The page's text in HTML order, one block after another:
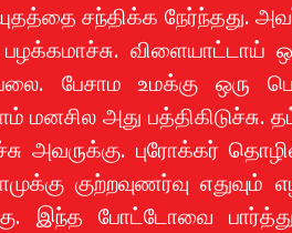
சந்திக்க நேர்ந்தது.
விளையாட்டாய்
பேசாம உமக்கு ஒரு
மனசில அது பத்திகிடுச்சு.
அவருக்கு. புரோக்கர்
குற்றவுணர்வு
இந்த போட்டோவை